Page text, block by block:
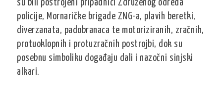
su bili postrojeni pripadnici Združenog odreda
policije, Mornaričke brigade ZNG-a, plavih beretki,
diverzanata, padobranaca te motoriziranih, zračnih,
protuoklopnih i protuzračnih postrojbi, dok su
posebnu simboliku događaju dali i nazočni sinjski
alkari.